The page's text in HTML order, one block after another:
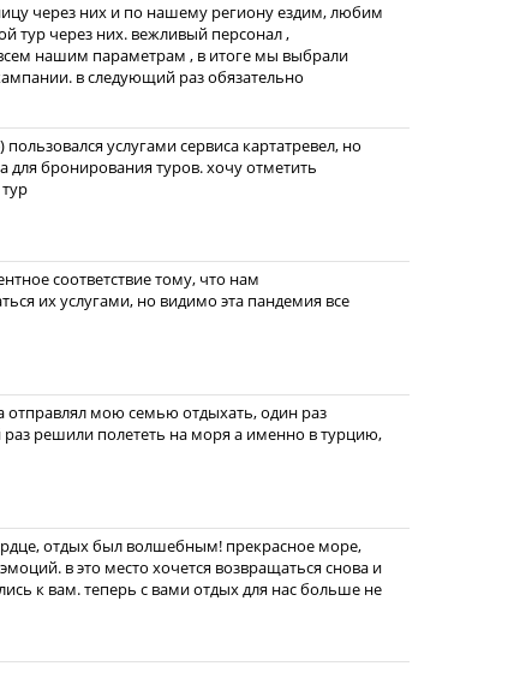
через них и по нашему региону ездим, любим
тур через них. вежливый персонал ,
нашим параметрам , в итоге мы выбрали
в следующий раз обязательно
услугами сервиса картатревел, но
для бронирования туров. хочу отметить
соответствие тому, что нам
их услугами, но видимо эта пандемия все
отправлял мою семью отдыхать, один раз
раз решили полететь на моря а именно в турцию,
отдых был волшебным! прекрасное море,
в это место хочется возвращаться снова и
к вам. теперь с вами отдых для нас больше не